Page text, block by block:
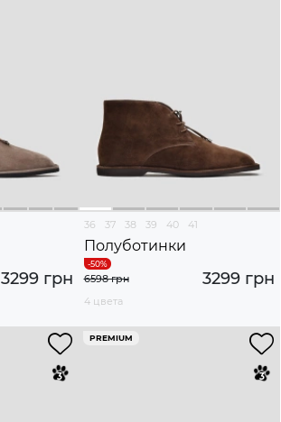
3299 грн
36 37 38 39 40 41
Полуботинки
3299 грн
6598 грн
4 цвета
PREMIUM